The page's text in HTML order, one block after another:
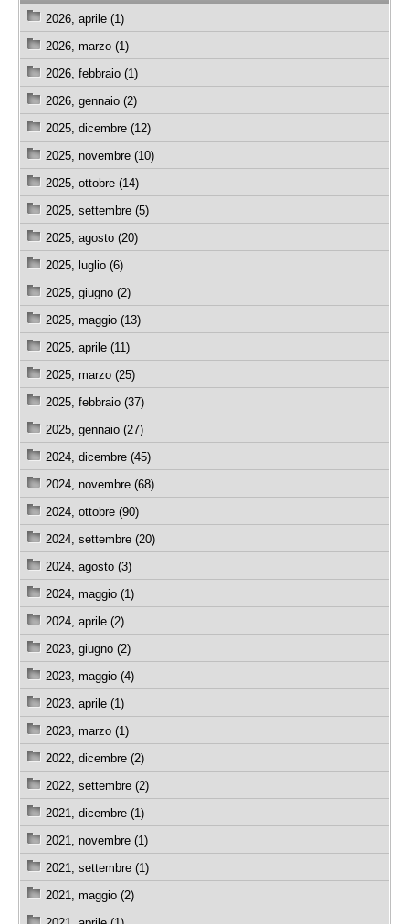
2026, aprile (1)
2026, marzo (1)
2026, febbraio (1)
2026, gennaio (2)
2025, dicembre (12)
2025, novembre (10)
2025, ottobre (14)
2025, settembre (5)
2025, agosto (20)
2025, luglio (6)
2025, giugno (2)
2025, maggio (13)
2025, aprile (11)
2025, marzo (25)
2025, febbraio (37)
2025, gennaio (27)
2024, dicembre (45)
2024, novembre (68)
2024, ottobre (90)
2024, settembre (20)
2024, agosto (3)
2024, maggio (1)
2024, aprile (2)
2023, giugno (2)
2023, maggio (4)
2023, aprile (1)
2023, marzo (1)
2022, dicembre (2)
2022, settembre (2)
2021, dicembre (1)
2021, novembre (1)
2021, settembre (1)
2021, maggio (2)